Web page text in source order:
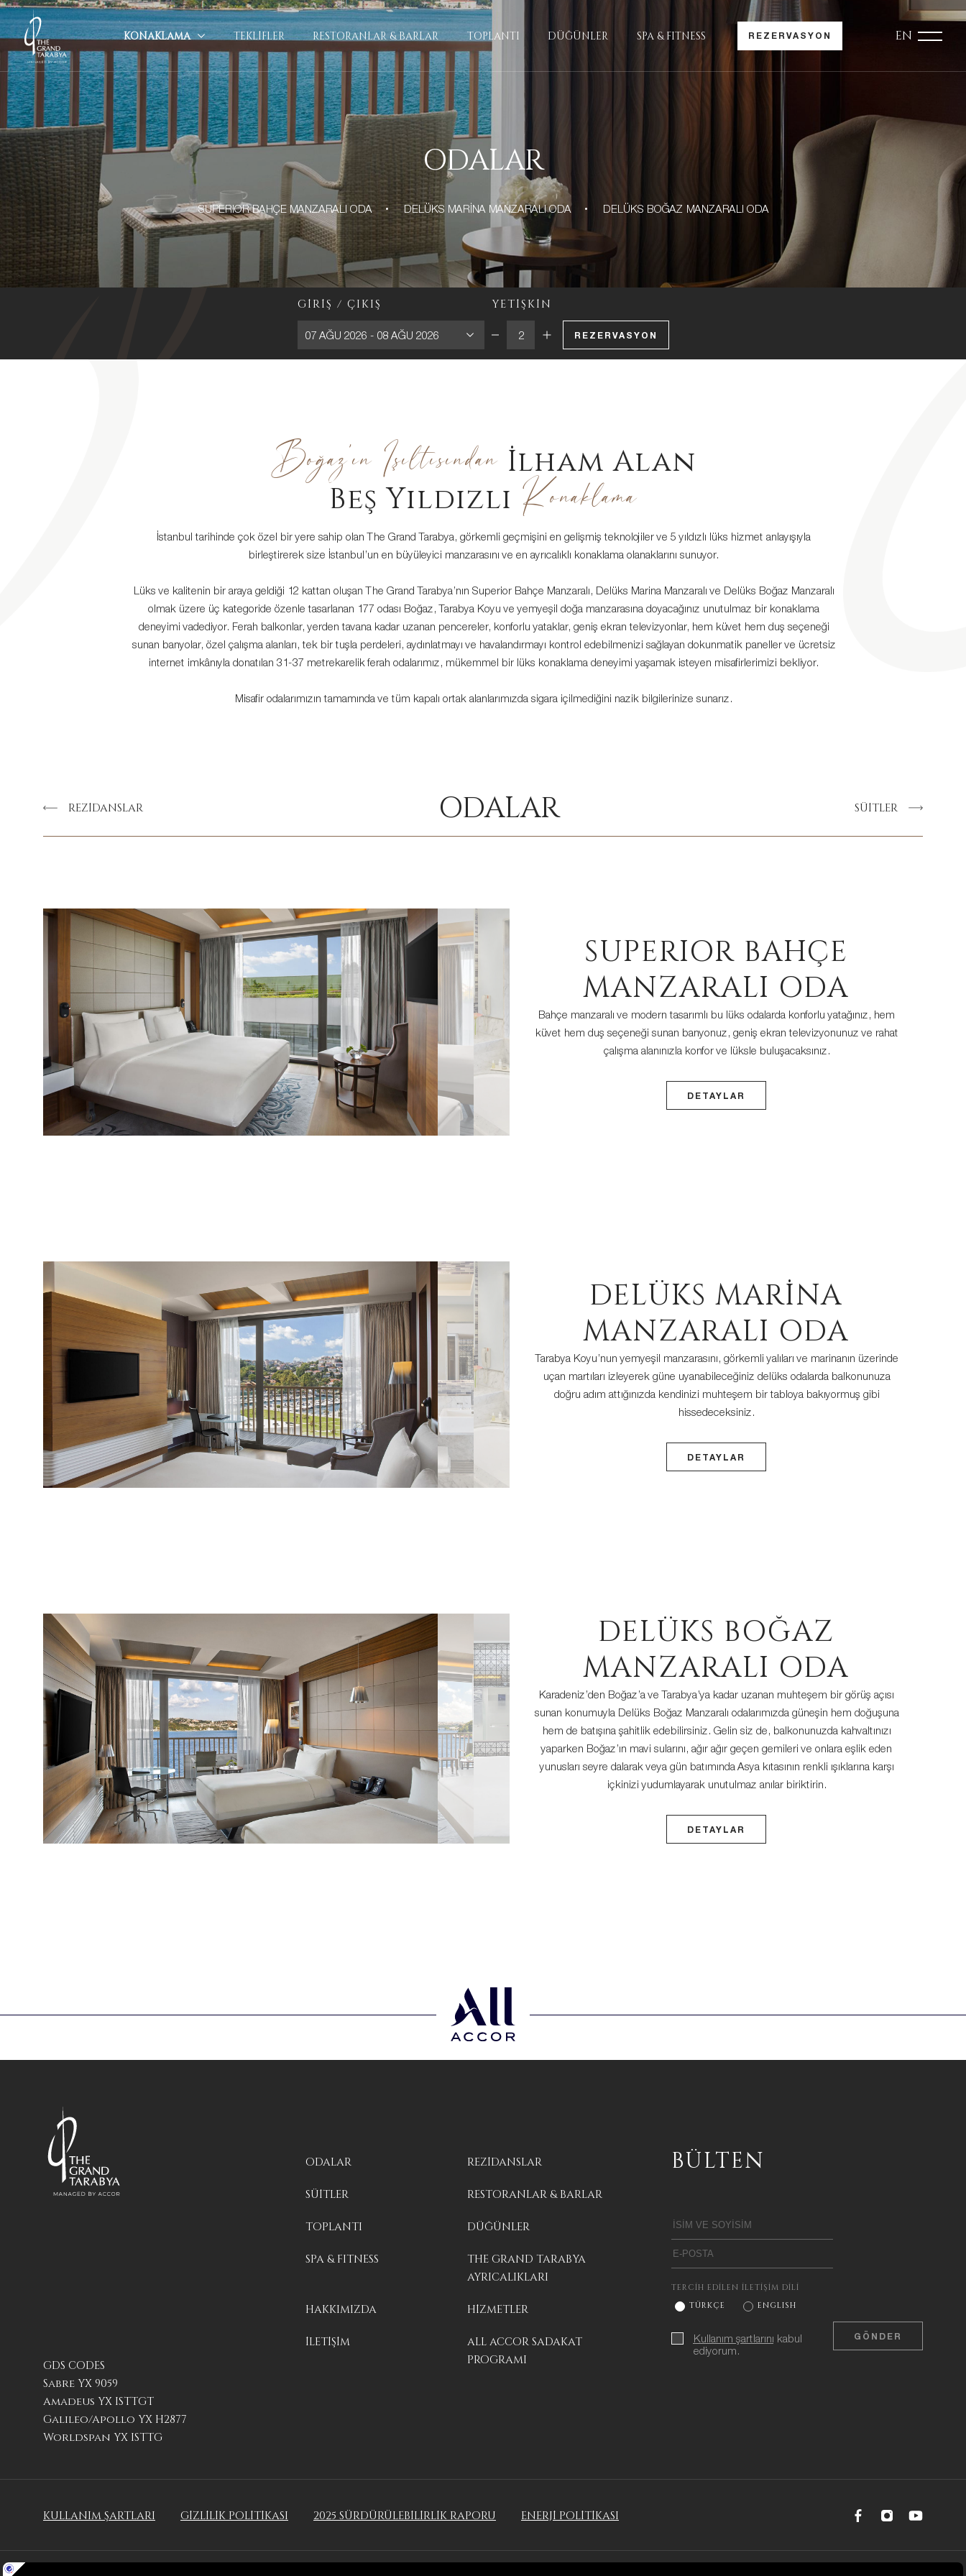
KONAKLAMA TEKLİFLER RESTORANLAR & BARLAR TOPLANTI DÜĞÜNLER SPA & FITNESS REZERVASYON EN
ODALAR
SUPERIOR BAHÇE MANZARALI ODA DELÜKS MARİNA MANZARALI ODA DELÜKS BOĞAZ MANZARALI ODA
GİRİŞ / ÇIKIŞ
07 AĞU 2026- 08 AĞU 2026
YETİŞKİN
REZERVASYON
Boğaz’ın Işıltısından İlham Alan
Beş Yıldızlı Konaklama​
İstanbul tarihinde çok özel bir yere sahip olan The Grand Tarabya, görkemli geçmişini en gelişmiş teknolojiler ve 5 yıldızlı lüks hizmet anlayışıyla
birleştirerek size İstanbul’un en büyüleyici manzarasını ve en ayrıcalıklı konaklama olanaklarını sunuyor.
Lüks ve kalitenin bir araya geldiği 12 kattan oluşan The Grand Tarabya’nın Superior Bahçe Manzaralı, Delüks Marina Manzaralı ve Delüks Boğaz Manzaralı
olmak üzere üç kategoride özenle tasarlanan 177 odası Boğaz, Tarabya Koyu ve yemyeşil doğa manzarasına doyacağınız unutulmaz bir konaklama
deneyimi vadediyor. Ferah balkonlar, yerden tavana kadar uzanan pencereler, konforlu yataklar, geniş ekran televizyonlar, hem küvet hem duş seçeneği
sunan banyolar, özel çalışma alanları, tek bir tuşla perdeleri, aydınlatmayı ve havalandırmayı kontrol edebilmenizi sağlayan dokunmatik paneller ve ücretsiz
internet imkânıyla donatılan 31-37 metrekarelik ferah odalarımız, mükemmel bir lüks konaklama deneyimi yaşamak isteyen misafirlerimizi bekliyor.
Misafir odalarımızın tamamında ve tüm kapalı ortak alanlarımızda sigara içilmediğini nazik bilgilerinize sunarız.
REZİDANSLAR ODALAR SÜİTLER
SUPERIOR BAHÇE
MANZARALI ODA
Bahçe manzaralı ve modern tasarımlı bu lüks odalarda konforlu yatağınız, hem
küvet hem duş seçeneği sunan banyonuz, geniş ekran televizyonunuz ve rahat
çalışma alanınızla konfor ve lüksle buluşacaksınız.
DETAYLAR
DELÜKS MARİNA
MANZARALI ODA
Tarabya Koyu’nun yemyeşil manzarasını, görkemli yalıları ve marinanın üzerinde
uçan martıları izleyerek güne uyanabileceğiniz delüks odalarda balkonunuza
doğru adım attığınızda kendinizi muhteşem bir tabloya bakıyormuş gibi
hissedeceksiniz.
DETAYLAR
DELÜKS BOĞAZ
MANZARALI ODA
Karadeniz’den Boğaz’a ve Tarabya’ya kadar uzanan muhteşem bir görüş açısı
sunan konumuyla Delüks Boğaz Manzaralı odalarımızda güneşin hem doğuşuna
hem de batışına şahitlik edebilirsiniz. Gelin siz de, balkonunuzda kahvaltınızı
yaparken Boğaz’ın mavi sularını, ağır ağır geçen gemileri ve onlara eşlik eden
yunusları seyre dalarak veya gün batımında Asya kıtasının renkli ışıklarına karşı
içkinizi yudumlayarak unutulmaz anılar biriktirin.
DETAYLAR
GDS CODES
Sabre YX 9059
Amadeus YX ISTTGT
Galileo/Apollo YX H2877
Worldspan YX ISTTG
ODALAR REZİDANSLAR
SÜİTLER RESTORANLAR & BARLAR
TOPLANTI DÜĞÜNLER
SPA & FITNESS
THE GRAND TARABYA
AYRICALIKLARI
HAKKIMIZDA HİZMETLER
İLETİŞİM
ALL ACCOR SADAKAT
PROGRAMI
BÜLTEN
TERCİH EDİLEN İLETİŞİM DİLİ
TÜRKÇE
ENGLISH
Kullanım şartlarını kabul
ediyorum.
GÖNDER
KULLANIM ŞARTLARI GİZLİLİK POLİTİKASI 2025 SÜRDÜRÜLEBİLİRLİK RAPORU ENERJİ POLİTİKASI